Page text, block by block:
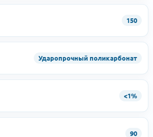
150
Ударопрочный поликарбонат
<1%
90